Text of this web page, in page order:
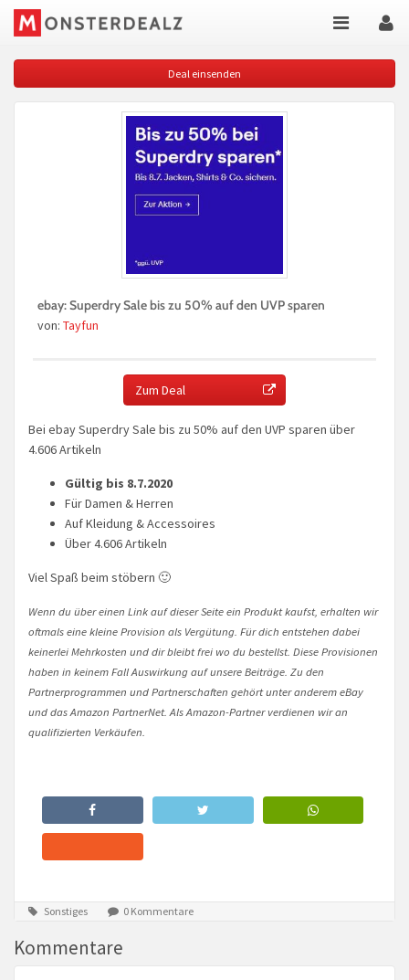
Deal einsenden
ebay: Superdry Sale bis zu 50% auf den UVP sparen
von: Tayfun
Zum Deal
Bei ebay Superdry Sale bis zu 50% auf den UVP sparen über
4.606 Artikeln
Gültig bis 8.7.2020
Für Damen & Herren
Auf Kleidung & Accessoires
Über 4.606 Artikeln
Viel Spaß beim stöbern 🙂
Wenn du über einen Link auf dieser Seite ein Produkt kaufst, erhalten wir
oftmals eine kleine Provision als Vergütung. Für dich entstehen dabei
keinerlei Mehrkosten und dir bleibt frei wo du bestellst. Diese Provisionen
haben in keinem Fall Auswirkung auf unsere Beiträge. Zu den
Partnerprogrammen und Partnerschaften gehört unter anderem eBay
und das Amazon PartnerNet. Als Amazon-Partner verdienen wir an
qualifizierten Verkäufen.
Sonstiges 0 Kommentare
Kommentare